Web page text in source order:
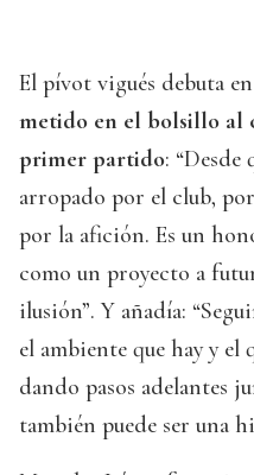
El pívot vigués debuta
metido en el bolsillo al
primer partido: “Desde
arropado por el club,
por la afición. Es un
como un proyecto a
ilusión”. Y añadía:
el ambiente que hay y el
dando pasos adelantes
también puede ser una